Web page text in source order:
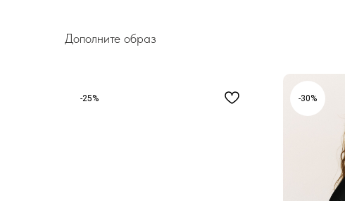
Дополните образ
-25% -30%